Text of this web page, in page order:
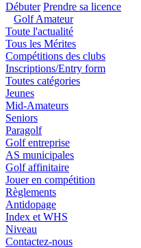
Débuter Prendre sa licence
Golf Amateur
Toute l'actualité
Tous les Mérites
Compétitions des clubs
Inscriptions/Entry form
Toutes catégories
Jeunes
Mid-Amateurs
Seniors
Paragolf
Golf entreprise
AS municipales
Golf affinitaire
Jouer en compétition
Règlements
Antidopage
Index et WHS
Niveau
Contactez-nous